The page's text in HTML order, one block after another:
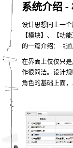
系统介绍 -
设计思想同上一
【模块】、【功
的一篇介绍：《
在界面上仅仅只
作很简洁。 设计
角色的基础上面